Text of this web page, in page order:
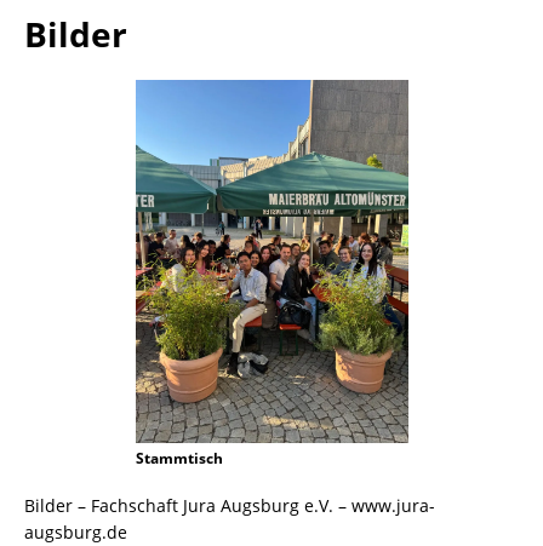
Bilder
Stammtisch
Bilder – Fachschaft Jura Augsburg e.V. – www.jura-
augsburg.de